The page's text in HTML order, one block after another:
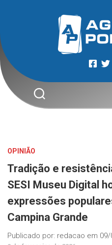
OPINIÃO
Tradição e
SESI Museu Digital
expressões
Campina Grande
Publicado por: redacao em 09/